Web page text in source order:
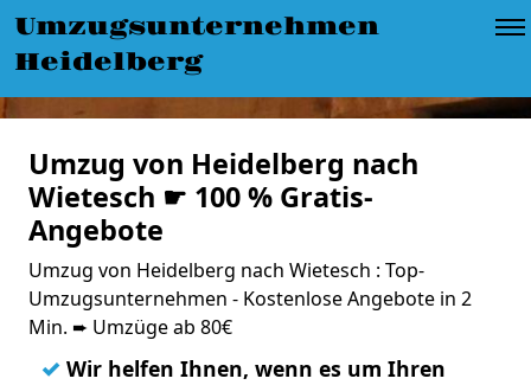
Umzugsunternehmen
Heidelberg
Umzug von Heidelberg nach
Wietesch ☛ 100 % Gratis-
Angebote
Umzug von Heidelberg nach Wietesch : Top-
Umzugsunternehmen - Kostenlose Angebote in 2
Min. ➨ Umzüge ab 80€
✓ Wir helfen Ihnen, wenn es um Ihren